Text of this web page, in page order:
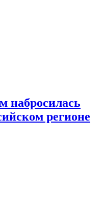
набросилась
регионе